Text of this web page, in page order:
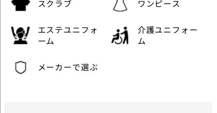
スクラブ ワンピース
エステユニフォ
ーム
介護ユニフォー
ム
メーカーで選ぶ